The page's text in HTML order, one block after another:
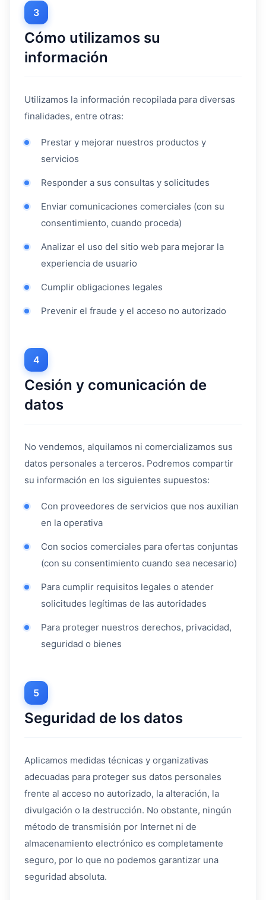
3
Cómo utilizamos su
información
Utilizamos la información recopilada para diversas
finalidades, entre otras:
Prestar y mejorar nuestros productos y
servicios
Responder a sus consultas y solicitudes
Enviar comunicaciones comerciales (con su
consentimiento, cuando proceda)
Analizar el uso del sitio web para mejorar la
experiencia de usuario
Cumplir obligaciones legales
Prevenir el fraude y el acceso no autorizado
4
Cesión y comunicación de
datos
No vendemos, alquilamos ni comercializamos sus
datos personales a terceros. Podremos compartir
su información en los siguientes supuestos:
Con proveedores de servicios que nos auxilian
en la operativa
Con socios comerciales para ofertas conjuntas
(con su consentimiento cuando sea necesario)
Para cumplir requisitos legales o atender
solicitudes legítimas de las autoridades
Para proteger nuestros derechos, privacidad,
seguridad o bienes
5
Seguridad de los datos
Aplicamos medidas técnicas y organizativas
adecuadas para proteger sus datos personales
frente al acceso no autorizado, la alteración, la
divulgación o la destrucción. No obstante, ningún
método de transmisión por Internet ni de
almacenamiento electrónico es completamente
seguro, por lo que no podemos garantizar una
seguridad absoluta.